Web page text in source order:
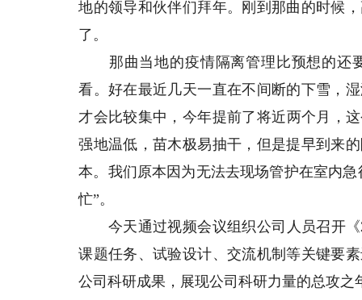
地的领导和伙伴们拜年。刚到那曲的时候
了。
那曲当地的疫情隔离管理比预想的还
看。好在最近几天一直在不间断的下雪，
才会比较集中，今年提前了将近两个月，
强地温低，苗木极易抽干，但是提早到来
本。我们原本因为无法去现场管护在室内
忙”。
今天通过视频会议组织公司人员召开《
课题任务、试验设计、交流机制等关键要
公司科研成果，展现公司科研力量的总攻之